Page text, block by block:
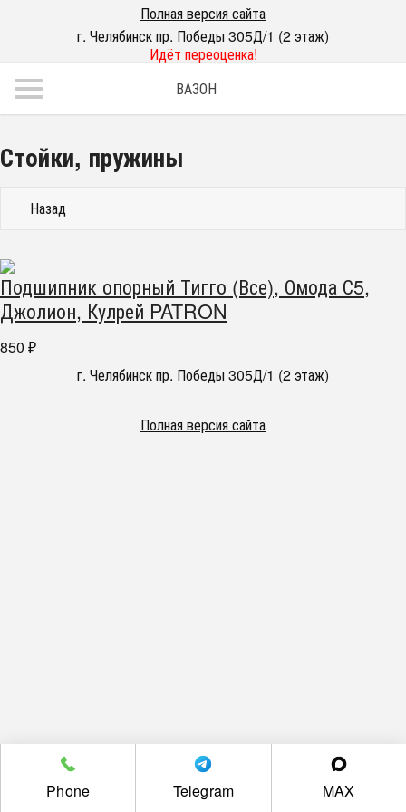
Полная версия сайта
г. Челябинск пр. Победы 305Д/1 (2 этаж)
Идёт переоценка!
ВАЗОН
Стойки, пружины
Назад
Подшипник опорный Тигго (Все), Омода С5,
Джолион, Кулрей PATRON
850 ₽
г. Челябинск пр. Победы 305Д/1 (2 этаж)
Полная версия сайта
Phone Telegram MAX